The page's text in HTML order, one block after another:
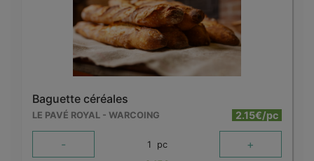
Baguette céréales
LE PAVÉ ROYAL - WARCOING 2.15€/pc
- 1 pc +